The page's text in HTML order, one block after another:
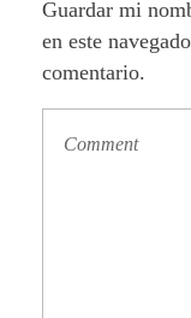
Guardar mi
en este
comentario.